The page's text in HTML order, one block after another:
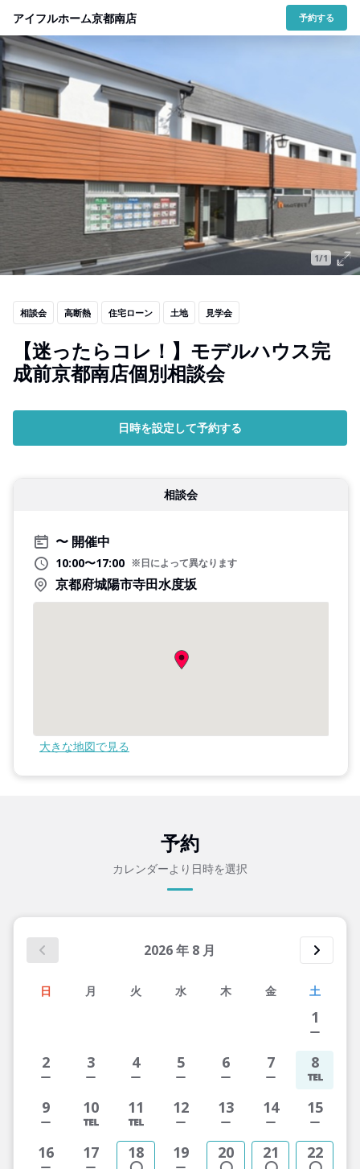
アイフルホーム京都南店 予約する
1/1
相談会 高断熱 住宅ローン 土地 見学会
【迷ったらコレ！】モデルハウス完
成前京都南店個別相談会
日時を設定して予約する
相談会
開催中
10:00〜17:00 ※日によって異なります
京都府城陽市寺田水度坂
大きな地図で見る
予約
カレンダーより日時を選択
2026年 8月
日 月 火 水 木 金 土
1
2 3 4 5 6 7 8
9 10 11 12 13 14 15
16 17 18 19 20 21 22